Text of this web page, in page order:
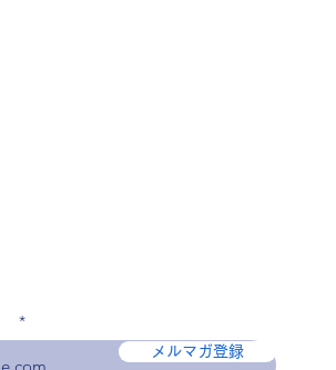
メルマガ登録